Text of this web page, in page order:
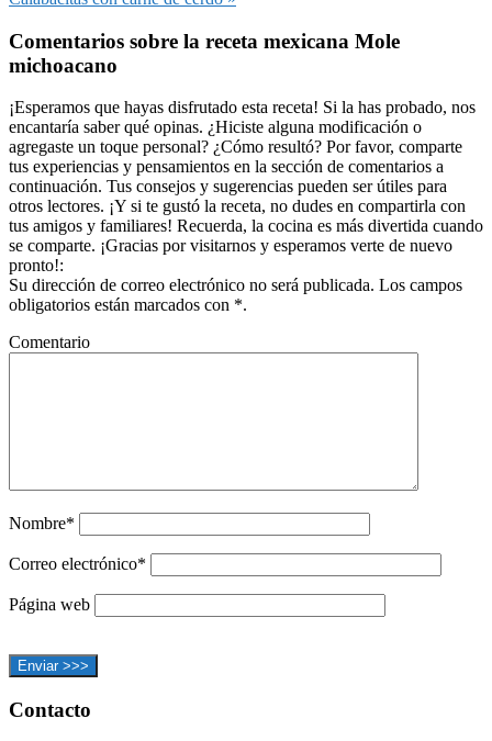
con
los
lectores
Comentarios sobre la receta mexicana Mole
michoacano
¡Esperamos que hayas disfrutado esta receta! Si la has probado, nos
encantaría saber qué opinas. ¿Hiciste alguna modificación o
agregaste un toque personal? ¿Cómo resultó? Por favor, comparte
tus experiencias y pensamientos en la sección de comentarios a
continuación. Tus consejos y sugerencias pueden ser útiles para
otros lectores. ¡Y si te gustó la receta, no dudes en compartirla con
tus amigos y familiares! Recuerda, la cocina es más divertida cuando
se comparte. ¡Gracias por visitarnos y esperamos verte de nuevo
pronto!:
Su dirección de correo electrónico no será publicada. Los campos
obligatorios están marcados con *.
Comentario
Nombre*
Correo electrónico*
Página web
Footer
Contacto